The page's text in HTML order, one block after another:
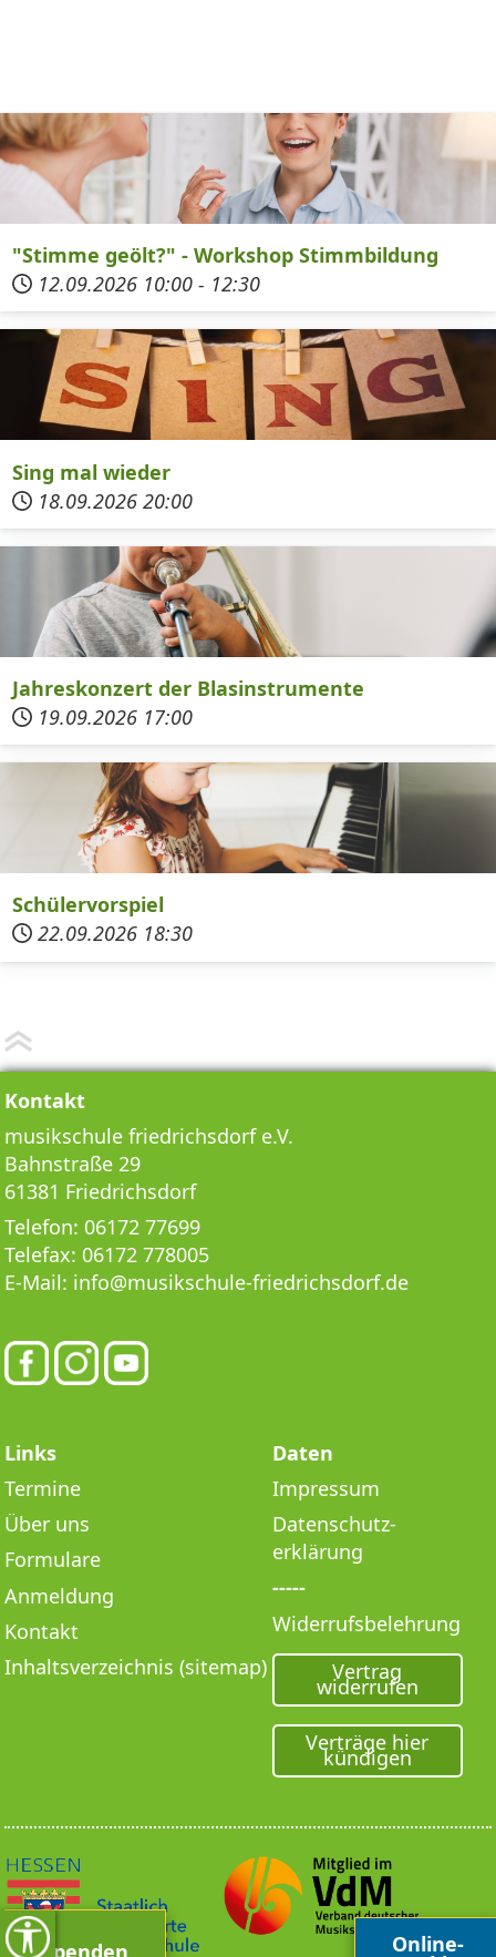
Spenden
"Stimme geölt?" - Workshop Stimmbildung
12.09.2026 10:00 - 12:30
Sing mal wieder
18.09.2026 20:00
Jahreskonzert der Blasinstrumente
19.09.2026 17:00
Schülervorspiel
22.09.2026 18:30
Kontakt
musikschule friedrichsdorf e.V.
Bahnstraße 29
61381 Friedrichsdorf
Telefon:06172 77699
Telefax:06172 778005
E-Mail: info@musikschule-friedrichsdorf.de
Links
Termine
Über uns
Formulare
Anmeldung
Kontakt
Inhaltsverzeichnis (sitemap)
Daten
Impressum
Datenschutz­
erklärung
-----
Widerrufsbelehrung
Vertrag
widerrufen
Verträge hier
kündigen
Online-